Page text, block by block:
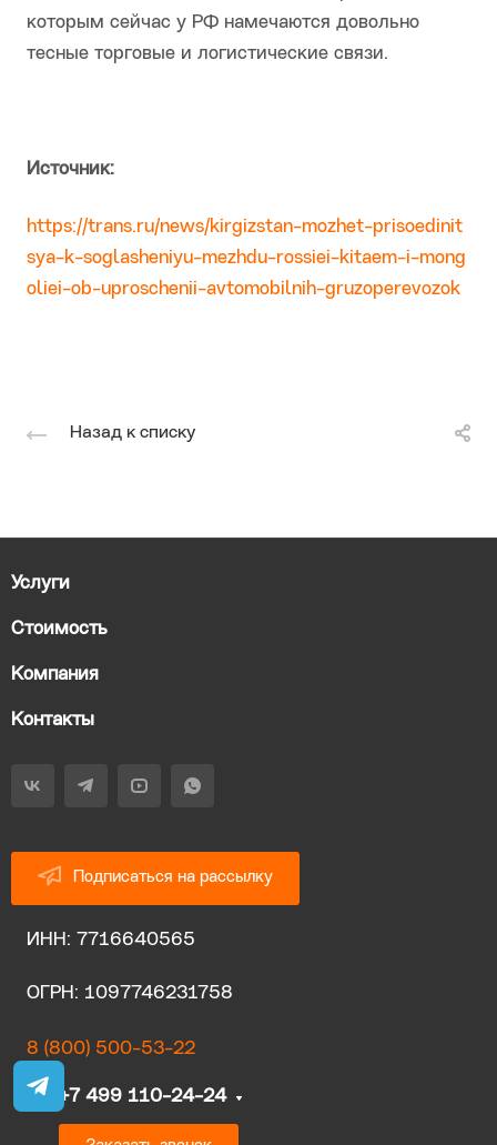
которым сейчас у РФ намечаются довольно
тесные торговые и логистические связи.
Источник:
https://trans.ru/news/kirgizstan-mozhet-prisoedinit
sya-k-soglasheniyu-mezhdu-rossiei-kitaem-i-mong
oliei-ob-uproschenii-avtomobilnih-gruzoperevozok
Назад к списку
Услуги
Стоимость
Компания
Контакты
Подписаться на рассылку
ИНН: 7716640565
ОГРН: 1097746231758
8 (800) 500-53-22
+7 499 110-24-24